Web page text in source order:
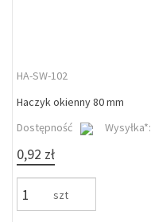
HA-SW-102
Haczyk okienny 80 mm
Dostępność
Wysyłka*:
0,92 zł
szt